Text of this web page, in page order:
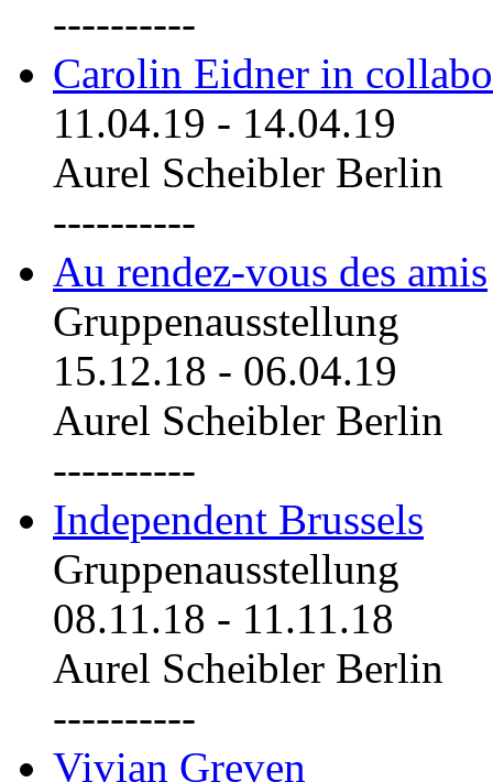
----------
Carolin Eidner in
11.04.19 - 14.04.19
Aurel Scheibler Berlin
----------
Au rendez-vous des amis
Gruppenausstellung
15.12.18 - 06.04.19
Aurel Scheibler Berlin
----------
Independent Brussels
Gruppenausstellung
08.11.18 - 11.11.18
Aurel Scheibler Berlin
----------
Vivian Greven